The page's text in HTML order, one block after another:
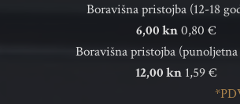
Boravišna pristojba (12-18
6,00 kn 0,80 €
Boravišna pristojba (punoljetna
12,00 kn 1,59 €